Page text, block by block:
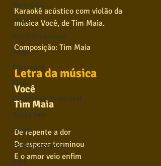
Mais vistos
Hinos
Pop Internacional
Brega
Destaques
Blues
Conhecimento musical
Violão Solo
Poesia
Pop Internacional
Rock
Karaokê acústico com violão da
música Você, de Tim Maia.
Composição: Tim Maia
Letra da música
Você
Tim Maia
De repente a dor
De esperar terminou
E o amor veio enfim